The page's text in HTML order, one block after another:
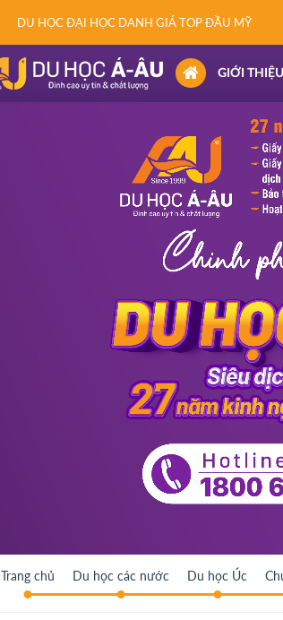
DU HỌC ĐẠI HỌC DANH GIÁ TOP ĐẦU MỸ
(CURRENT)
GIỚI THIỆU
Trang chủ Du học các nước Du học Úc